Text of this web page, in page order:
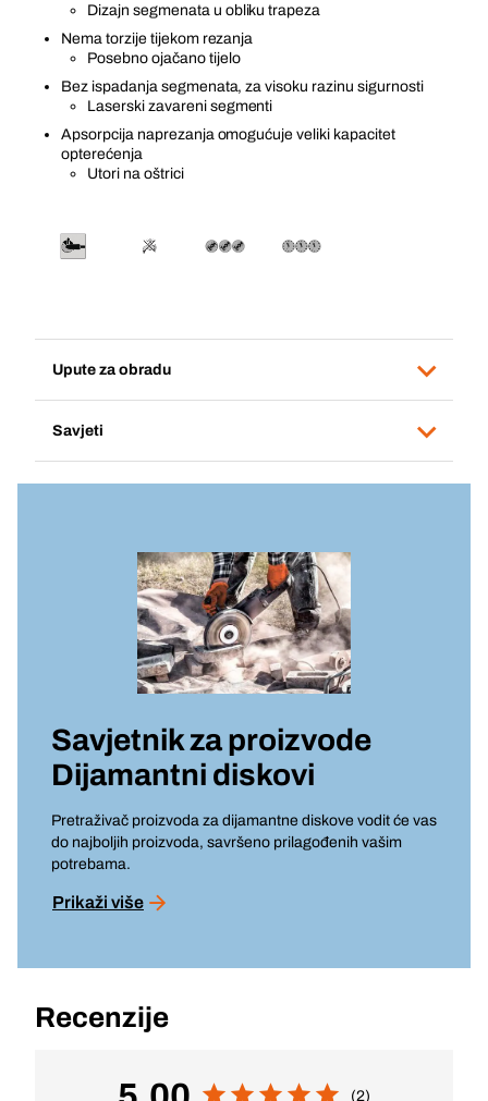
Dizajn segmenata u obliku trapeza
Nema torzije tijekom rezanja
Posebno ojačano tijelo
Bez ispadanja segmenata, za visoku razinu sigurnosti
Laserski zavareni segmenti
Apsorpcija naprezanja omogućuje veliki kapacitet
opterećenja
Utori na oštrici
Upute za obradu
Savjeti
Savjetnik za proizvode
Dijamantni diskovi
Pretraživač proizvoda za dijamantne diskove vodit će vas
do najboljih proizvoda, savršeno prilagođenih vašim
potrebama.
Prikaži više
Recenzije
(2)